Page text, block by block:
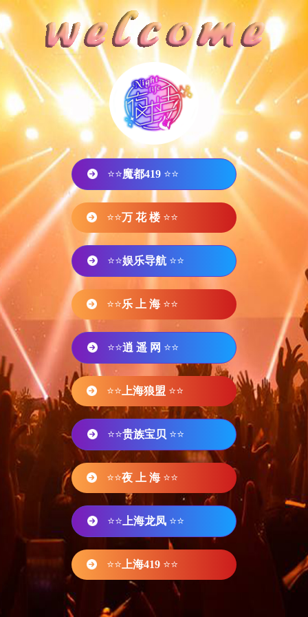
⭐⭐魔都419 ⭐⭐
⭐⭐万 花 楼 ⭐⭐
⭐⭐娱乐导航 ⭐⭐
⭐⭐乐 上 海 ⭐⭐
⭐⭐逍 遥 网 ⭐⭐
⭐⭐ 上海狼盟 ⭐⭐
⭐⭐贵族宝贝 ⭐⭐
⭐⭐夜 上 海 ⭐⭐
⭐⭐ 上海龙凤 ⭐⭐
⭐⭐ 上海419 ⭐⭐